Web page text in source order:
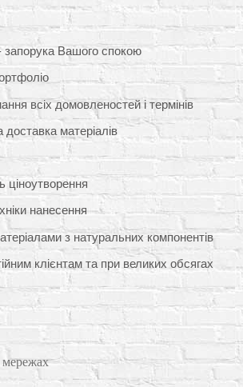
Вашого спокою
всіх домовленостей і термінів
матеріалів
ціноутворення
нанесення
з натуральних компонентів
клієнтам та при великих обсягах